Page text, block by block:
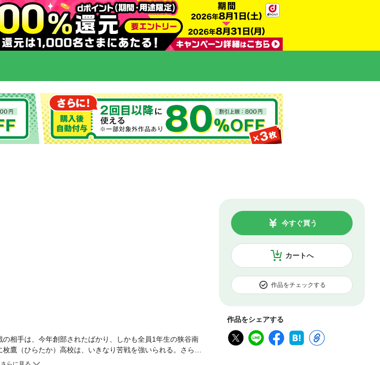
カートへ
今すぐ買う
作品をチェックする
作品をシェアする
相手は、今年創部されたばかり、しかも全員1年生の狭谷南
鷹（ひらたか）高校は、いきなり苦戦を強いられる。さら
嶋孝一（しま・こういち）も現れ……。そして、投間兄弟と野